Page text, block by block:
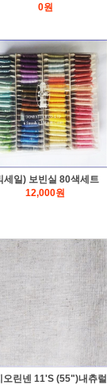
0원
세일) 보빈실 80색세트
12,000원
오린넨 11'S (55")내츄럴